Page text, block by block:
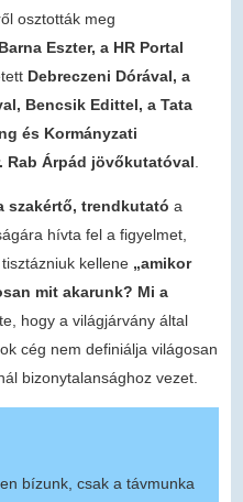
osztották meg
Barna Eszter, a HR Portal
Debreczeni Dórával, a
Bencsik Edittel, a Tata
és Kormányzati
Rab Árpád jövőkutatóval
szakértő, trendkutató a
hívta fel a figyelmet,
kellene „amikor
mit akarunk? Mi a
hogy a világjárvány által
cég nem definiálja világosan
bizonytalansághoz vezet.
bízunk, csak a távmunka